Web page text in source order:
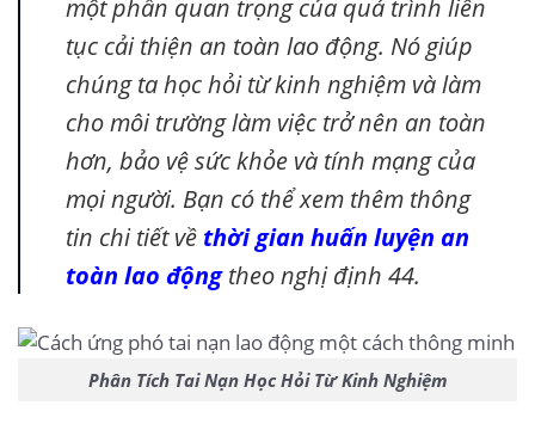
một phần quan trọng của quá trình liên
tục cải thiện an toàn lao động. Nó giúp
chúng ta học hỏi từ kinh nghiệm và làm
cho môi trường làm việc trở nên an toàn
hơn, bảo vệ sức khỏe và tính mạng của
mọi người. Bạn có thể xem thêm thông
tin chi tiết về thời gian huấn luyện an
toàn lao độngtheo nghị định 44.
Phân Tích Tai Nạn Học Hỏi Từ Kinh Nghiệm